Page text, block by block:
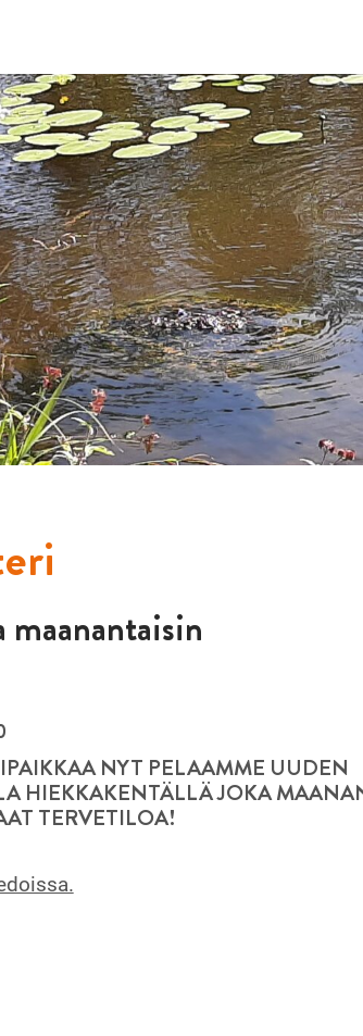
NYT PELAAMME UUDEN
HIEKKAKENTÄLLÄ JOKA
TERVETILOA!